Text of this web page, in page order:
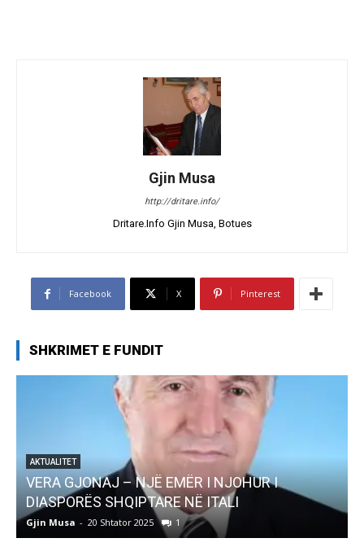
Gjin Musa
http://dritare.info/
Dritare.Info Gjin Musa, Botues
Facebook X Pinterest
SHKRIMET E FUNDIT
AKTUALITET
Pregaditi Gjin Musa-Rome- Shtator 2025
Gjin Musa - 8 Shtator 2025 0